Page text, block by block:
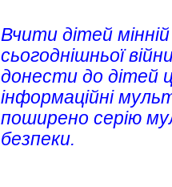
Вчити дітей
сьогоднішньої
донести до дітей
інформаційні
поширено серію
безпеки.